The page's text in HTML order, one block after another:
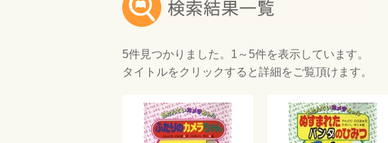
5件見つかりました。 1～5件を表示しています。
タイトルをクリックすると詳細をご覧頂けます。